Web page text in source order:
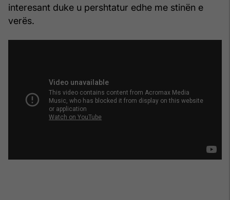
interesant duke u pershtatur edhe me stinën e
verës.